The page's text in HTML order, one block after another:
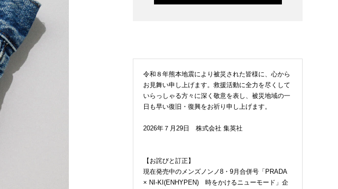
令和８年熊本地震により被災された皆様に、心から
お見舞い申し上げます。救援活動に全力を尽くして
いらっしゃる方々に深く敬意を表し、被災地域の一
日も早い復旧・復興をお祈り申し上げます。
2026年７月29日 株式会社 集英社
【お詫びと訂正】
現在発売中のメンズノンノ8・9月合併号「PRADA
× NI-KI(ENHYPEN) 時をかけるニューモード」企